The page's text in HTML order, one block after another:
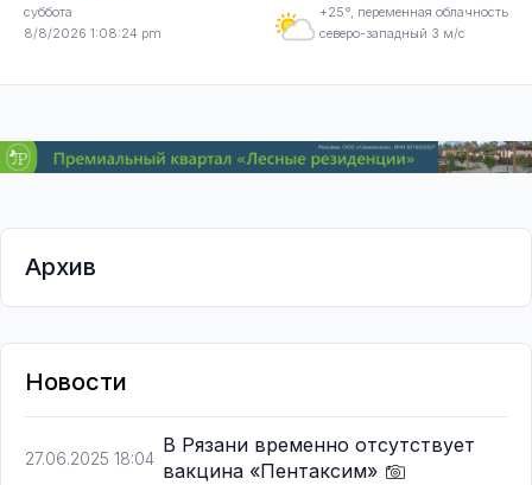
суббота
8/8/2026 1:08:25 pm
+25°, переменная облачность
северо-западный 3 м/с
Архив
Новости
27.06.2025 18:04
В Рязани временно отсутствует
вакцина «Пентаксим»